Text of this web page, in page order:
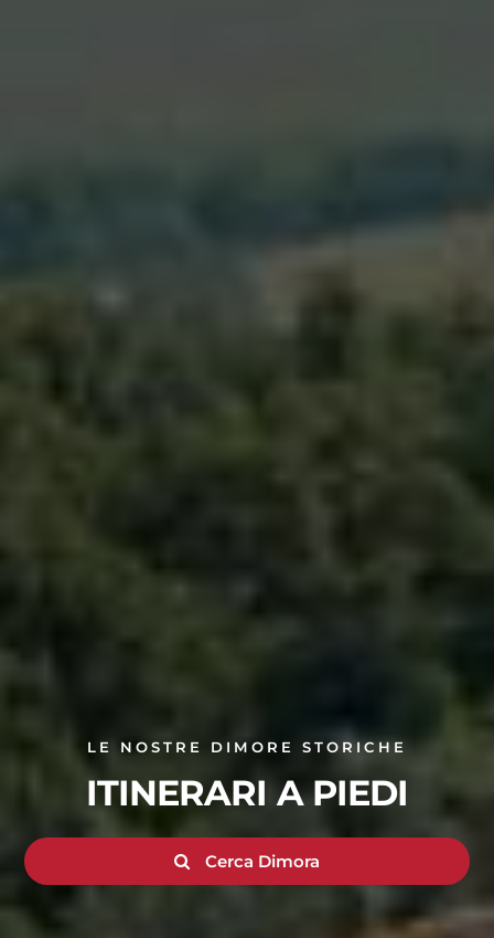
LE NOSTRE DIMORE STORICHE
ITINERARI A PIEDI
Cerca Dimora